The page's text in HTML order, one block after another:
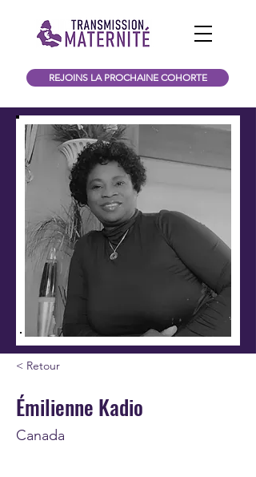
REJOINS LA PROCHAINE COHORTE
< Retour
Émilienne Kadio
Canada